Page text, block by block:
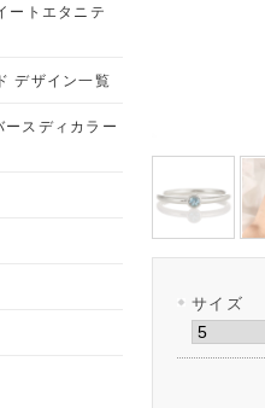
サイズ
ートエタニテ
デザイン一覧
スディカラー